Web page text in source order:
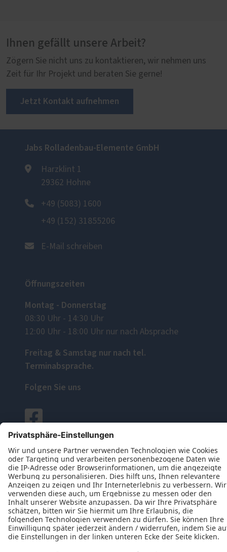
Ihnen gefällt unsere Arbeit?
Zögern Sie nicht uns zu kontaktieren, wir nehmen uns
Zeit für Ihr Projekt und beraten Sie gerne!
Jetzt Kontakt aufnehmen
Jabs Rolladenbau-Elemente GmbH
Harzklint 1
29362 Hohne
+49 (5083) 1600
+49 (152) 31855206
E-Mail schreiben
Öffnungszeiten
Montag - Donnerstag
08:30 Uhr - 14:30 Uhr
12:00 Uhr - 18:00 Uhr nur nach Absprache
Freitag & Samstag nur nach tel.
Terminabsprache.
Folgen Sie uns
Datenschutz Impressum
Kontakt
Jabs Rolladenbau-Elemente GmbH © 2026